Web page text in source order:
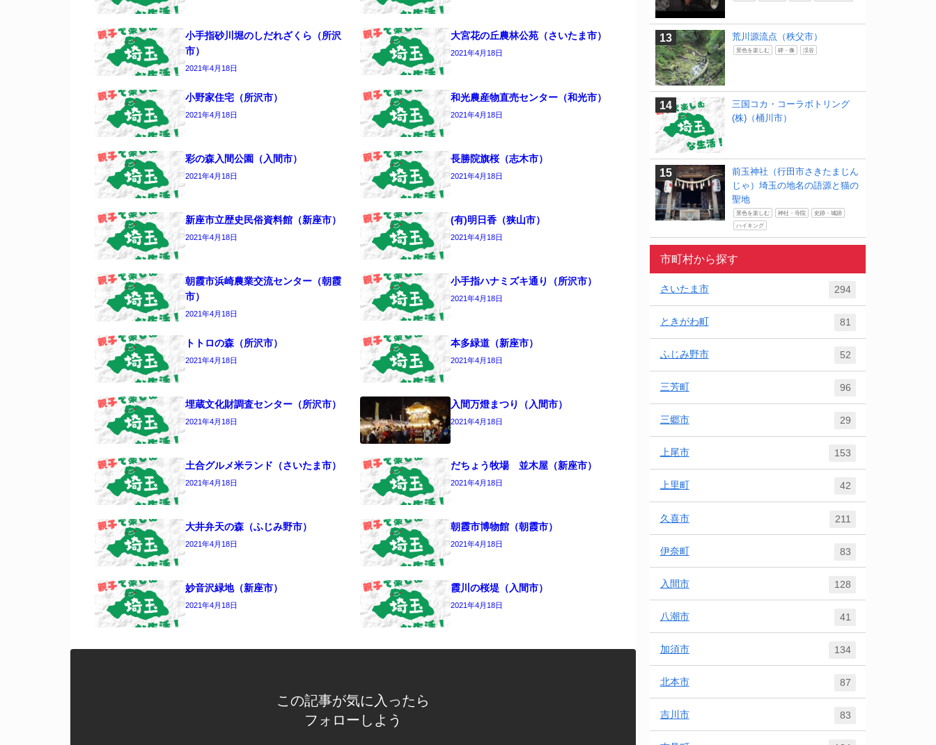
小手指砂川堀のしだれざくら（所沢
市）
2021年4月18日
大宮花の丘農林公苑（さいたま市）
2021年4月18日
小野家住宅（所沢市）
2021年4月18日
和光農産物直売センター（和光市）
2021年4月18日
彩の森入間公園（入間市）
2021年4月18日
長勝院旗桜（志木市）
2021年4月18日
新座市立歴史民俗資料館（新座市）
2021年4月18日
(有)明日香（狭山市）
2021年4月18日
朝霞市浜崎農業交流センター（朝霞
市）
2021年4月18日
小手指ハナミズキ通り（所沢市）
2021年4月18日
トトロの森（所沢市）
2021年4月18日
本多緑道（新座市）
2021年4月18日
埋蔵文化財調査センター（所沢市）
2021年4月18日
入間万燈まつり（入間市）
2021年4月18日
土合グルメ米ランド（さいたま市）
2021年4月18日
だちょう牧場 並木屋（新座市）
2021年4月18日
大井弁天の森（ふじみ野市）
2021年4月18日
朝霞市博物館（朝霞市）
2021年4月18日
妙音沢緑地（新座市）
2021年4月18日
霞川の桜堤（入間市）
2021年4月18日
この記事が気に入ったら
フォローしよう
荒川源流点（秩父市）
景色を楽しむ 碑・像 渓谷
三国コカ・コーラボトリング
(株)（桶川市）
前玉神社（行田市さきたまじん
じゃ）埼玉の地名の語源と猫の
聖地
景色を楽しむ 神社・寺院 史跡・城跡
ハイキング
市町村から探す
さいたま市 294
ときがわ町 81
ふじみ野市 52
三芳町 96
三郷市 29
上尾市 153
上里町 42
久喜市 211
伊奈町 83
入間市 128
八潮市 41
加須市 134
北本市 87
吉川市 83